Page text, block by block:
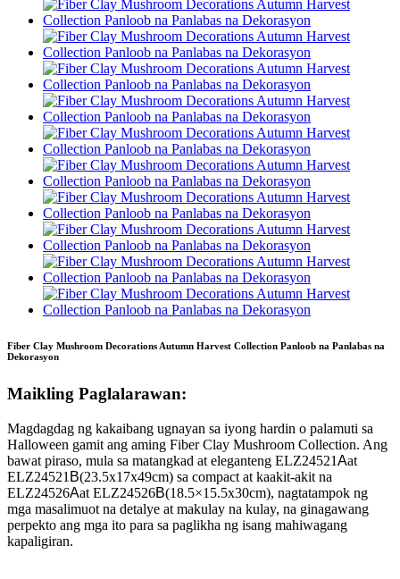
Fiber Clay Mushroom Decorations Autumn Harvest Collection Panloob na Panlabas na
Dekorasyon
Maikling Paglalarawan:
Magdagdag ng kakaibang ugnayan sa iyong hardin o palamuti sa
Halloween gamit ang aming Fiber Clay Mushroom Collection. Ang
bawat piraso, mula sa matangkad at eleganteng ELZ24521Aat
ELZ24521 B(23.5x17x49cm) sa compact at kaakit-akit na
ELZ24526Aat ELZ24526B(18.5×15.5x30cm), nagtatampok ng
mga masalimuot na detalye at makulay na kulay, na ginagawang
perpekto ang mga ito para sa paglikha ng isang mahiwagang
kapaligiran.